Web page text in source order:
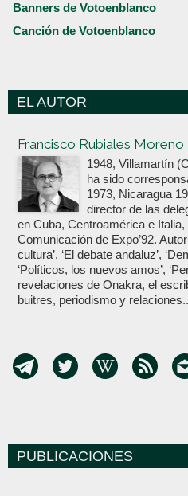
Banners de Votoenblanco
Canción de Votoenblanco
EL AUTOR
Francisco Rubiales Moreno
1948, Villamartín
ha sido
1973, Nicaragua
director de las
en Cuba, Centroamérica e
Comunicación de Expo’92.
cultura’, ‘El debate andaluz’,
‘Políticos, los nuevos amos’,
revelaciones de Onakra, el
buitres, periodismo y
PUBLICACIONES